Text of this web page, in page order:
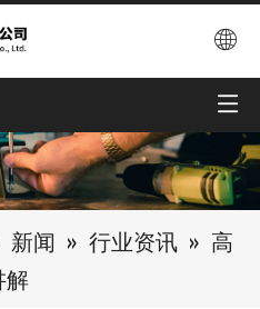
新闻 » 行业资讯 » 高
解